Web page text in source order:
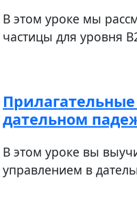
В этом уроке мы
частицы для уровня
дательном
В этом уроке вы
управлением в